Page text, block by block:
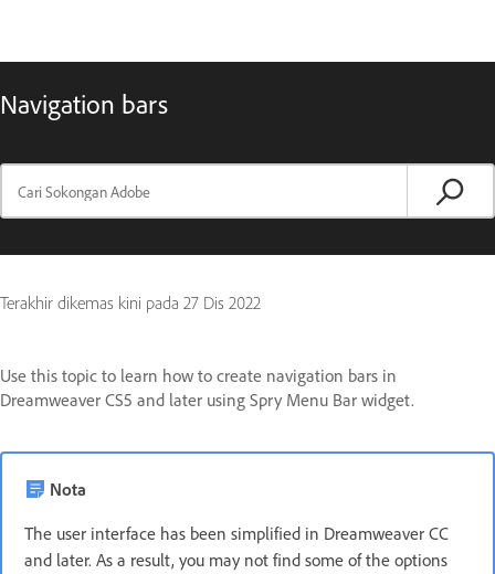
Navigation bars
Terakhir dikemas kini pada 27 Dis 2022
Use this topic to learn how to create navigation bars in
Dreamweaver CS5 and later using Spry Menu Bar widget.
Nota
The user interface has been simplified in Dreamweaver CC
and later. As a result, you may not find some of the options